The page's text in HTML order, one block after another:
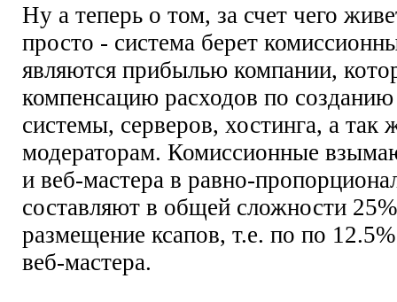
Ну а теперь о том, за счет чего
просто - система берет
являются прибылью компании,
компенсацию расходов по
системы, серверов, хостинга, а так
модераторам. Комиссионные
и веб-мастера в равно-
составляют в общей сложности
размещение ксапов, т.е. по по
веб-мастера.